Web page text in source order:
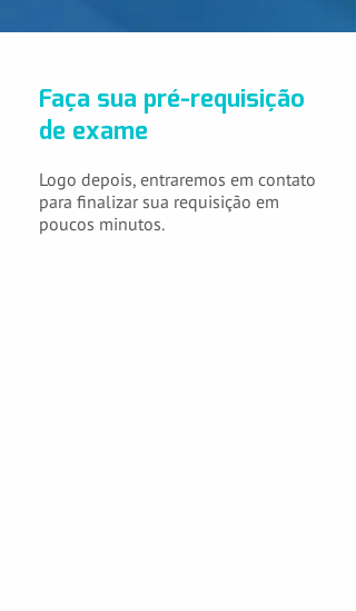
Faça sua pré-requisição
de exame
Logo depois, entraremos em contato
para finalizar sua requisição em
poucos minutos.